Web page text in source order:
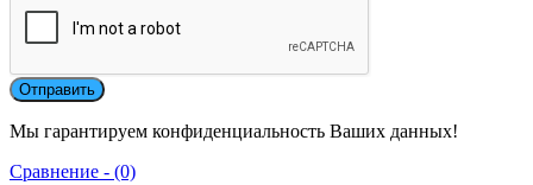
Мы гарантируем конфиденциальность Ваших данных!
Сравнение - (0)